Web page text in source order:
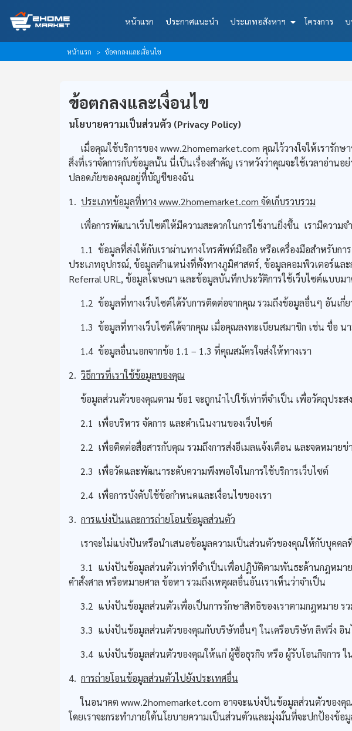
หน้าแรก ประกาศแนะนำ ประเภทอสังหาฯ โครงการ บ
หน้าแรก ข้อตกลงและเงื่อนไข
ข้อตกลงและเงื่อนไข
นโยบายความเป็นส่วนตัว (Privacy Policy)
เมื่อคุณใช้บริการของ www.2homemarket.com คุณไว้วางใจให้เรารั
สิ่งที่เราจัดการกับข้อมูลนั้น นี่เป็นเรื่องสำคัญ เราหวังว่าคุณจะใช้เวลาอ่าน
ปลอดภัยของคุณอยู่ที่บัญชีของฉัน
1. ประเภทข้อมูลที่ทาง www.2homemarket.com จัดเก็บรวบรวม
เพื่อการพัฒนาเว็บไซต์ให้มีความสะดวกในการใช้งานยิ่งขึ้น เรามีความ
1.1 ข้อมูลที่ส่งให้กับเราผ่านทางโทรศัพท์มือถือ หรือเครื่องมือสำหรับกา
ประเภทอุปกรณ์, ข้อมูลตำแหน่งที่ตั้งทางภูมิศาสตร์, ข้อมูลคอมพิวเตอร์และ
Referral URL, ข้อมูลโฆษณา และข้อมูลบันทึกประวัติการใช้เว็บไซต์แบบม
1.2 ข้อมูลที่ทางเว็บไซต์ได้รับการติดต่อจากคุณ รวมถึงข้อมูลอื่นๆ อันเกี่ย
1.3 ข้อมูลที่ทางเว็บไซต์ได้จากคุณ เมื่อคุณลงทะเบียนสมาชิก เช่น ชื่อ น
1.4 ข้อมูลอื่นนอกจากข้อ 1.1 – 1.3 ที่คุณสมัครใจส่งให้ทางเรา
2. วิธีการที่เราใช้ข้อมูลของคุณ
ข้อมูลส่วนตัวของคุณตาม ข้อ1 จะถูกนำไปใช้เท่าที่จำเป็น เพื่อวัตถุประส
2.1 เพื่อบริหาร จัดการ และดำเนินงานของเว็บไซต์
2.2 เพื่อติดต่อสื่อสารกับคุณ รวมถึงการส่งอีเมลแจ้งเตือน และจดหมายข่
2.3 เพื่อวัดและพัฒนาระดับความพึงพอใจในการใช้บริการเว็บไซต์
2.4 เพื่อการบังคับใช้ข้อกำหนดและเงื่อนไขของเรา
3. การแบ่งปันและการถ่ายโอนข้อมูลส่วนตัว
เราจะไม่แบ่งปันหรือนำเสนอข้อมูลความเป็นส่วนตัวของคุณให้กับบุคคล
3.1 แบ่งปันข้อมูลส่วนตัวเท่าที่จำเป็นเพื่อปฏิบัติตามพันธะด้านกฎหมาย
คำสั่งศาล หรือหมายศาล ข้อหา รวมถึงเหตุผลอื่นอันเราเห็นว่าจำเป็น
3.2 แบ่งปันข้อมูลส่วนตัวเพื่อเป็นการรักษาสิทธิของเราตามกฎหมาย รว
3.3 แบ่งปันข้อมูลส่วนตัวของคุณกับบริษัทอื่นๆ ในเครือบริษัท ลิฟวิ่ง อินไ
3.4 แบ่งปันข้อมูลส่วนตัวของคุณให้แก่ ผู้ซื้อธุรกิจ หรือ ผู้รับโอนกิจการ ใน
4. การถ่ายโอนข้อมูลส่วนตัวไปยังประเทศอื่น
ในอนาคต www.2homemarket.com อาจจะแบ่งปันข้อมูลส่วนตัวของ
โดยเราจะกระทำภายใต้นโยบายความเป็นส่วนตัวและมุ่งมั่นที่จะปกป้องข้อ